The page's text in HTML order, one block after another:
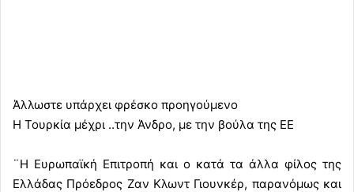
Άλλωστε υπάρχει φρέσκο προηγούμενο
Η Τουρκία μέχρι ..την Άνδρο, με την βούλα της ΕΕ
¨Η Ευρωπαϊκή Επιτροπή και ο κατά τα άλλα φίλος της
Ελλάδας Πρόεδρος Ζαν Κλωντ Γιουνκέρ, παρανόμως και